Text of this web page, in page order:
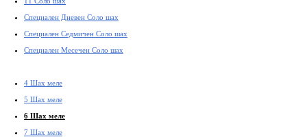
Специален Дневен Соло шах
Специален Седмичен Соло шах
Специален Месечен Соло шах
4 Шах меле
5 Шах меле
6 Шах меле
7 Шах меле